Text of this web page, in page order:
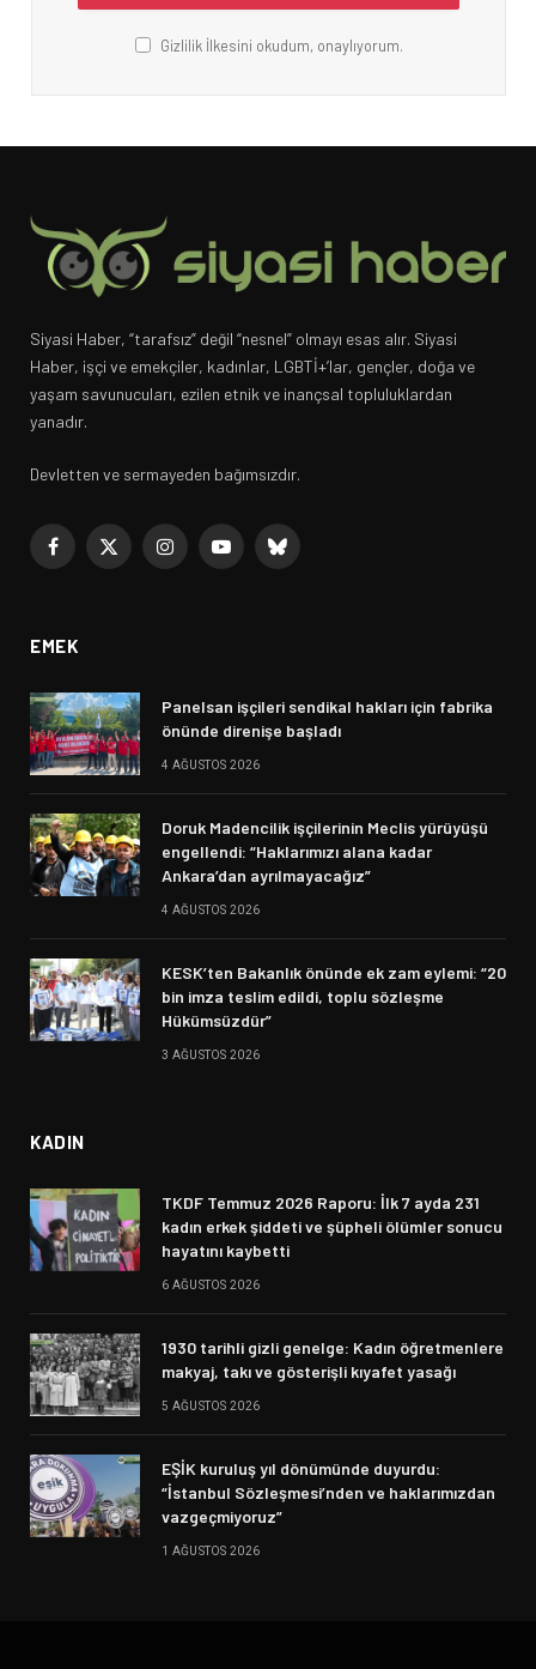
Gizlilik İlkesini okudum, onaylıyorum.
Siyasi Haber, “tarafsız” değil “nesnel” olmayı esas alır. Siyasi
Haber, işçi ve emekçiler, kadınlar, LGBTİ+’lar, gençler, doğa ve
yaşam savunucuları, ezilen etnik ve inançsal topluluklardan
yanadır.
Devletten ve sermayeden bağımsızdır.
Facebook
X
InstagramYouTubeBluesky
EMEK
Panelsan işçileri sendikal hakları için fabrika
önünde direnişe başladı
4 AĞUSTOS 2026
Doruk Madencilik işçilerinin Meclis yürüyüşü
engellendi: “Haklarımızı alana kadar
Ankara’dan ayrılmayacağız”
4 AĞUSTOS 2026
KESK’ten Bakanlık önünde ek zam eylemi: “20
bin imza teslim edildi, toplu sözleşme
Hükümsüzdür”
3 AĞUSTOS 2026
KADIN
TKDF Temmuz 2026 Raporu: İlk 7 ayda 231
kadın erkek şiddeti ve şüpheli ölümler sonucu
hayatını kaybetti
6 AĞUSTOS 2026
1930 tarihli gizli genelge: Kadın öğretmenlere
makyaj, takı ve gösterişli kıyafet yasağı
5 AĞUSTOS 2026
EŞİK kuruluş yıl dönümünde duyurdu:
“İstanbul Sözleşmesi’nden ve haklarımızdan
vazgeçmiyoruz”
1 AĞUSTOS 2026